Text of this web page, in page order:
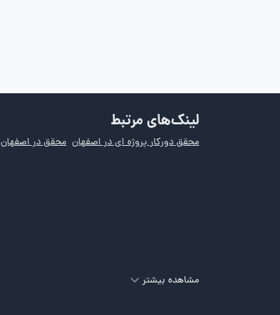
لینک‌های مرتبط
محقق دورکار پروژه ای در اصفهان محقق در اصفهان
مشاهده بیشتر